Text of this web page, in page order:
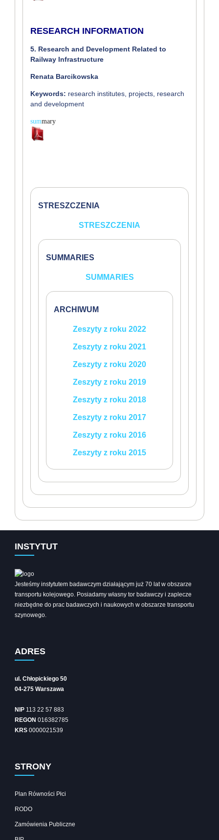
RESEARCH INFORMATION
5. Research and Development Related to
Railway Infrastructure
Renata Barcikowska
Keywords: research institutes, projects, research
and development
summary
STRESZCZENIA
STRESZCZENIA
SUMMARIES
SUMMARIES
ARCHIWUM
Zeszyty z roku 2022
Zeszyty z roku 2021
Zeszyty z roku 2020
Zeszyty z roku 2019
Zeszyty z roku 2018
Zeszyty z roku 2017
Zeszyty z roku 2016
Zeszyty z roku 2015
INSTYTUT
Jesteśmy instytutem badawczym działającym już 70 lat w obszarze
transportu kolejowego. Posiadamy własny tor badawczy i zaplecze
niezbędne do prac badawczych i naukowych w obszarze transportu
szynowego.
ADRES
ul. Chłopickiego 50
04-275 Warszawa
NIP 113 22 57 883
REGON 016382785
KRS 0000021539
STRONY
Plan Równości Płci
RODO
Zamówienia Publiczne